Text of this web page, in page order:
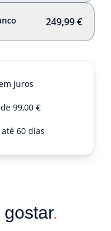
249,99 €
juros
99,00 €
60 dias
.